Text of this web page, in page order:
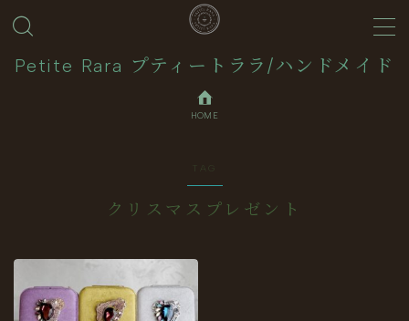
Petite Rara プティートララ/ハンドメイド
MENU
HOME
TAG
クリスマスプレゼント